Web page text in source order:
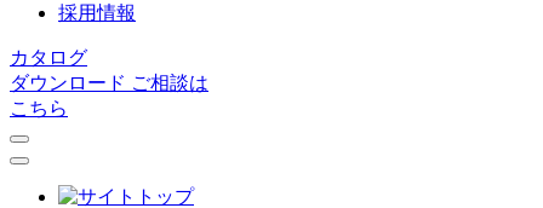
採用情報
カタログ
ダウンロード ご相談は
こちら